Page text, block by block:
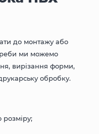
до монтажу або
ми можемо
вирізання форми,
обробку.
розміру;